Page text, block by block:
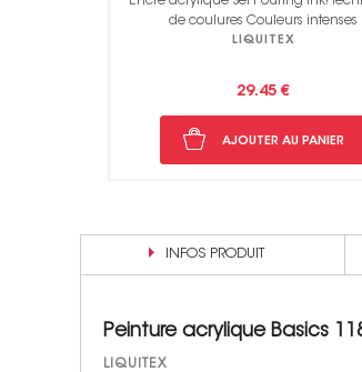
Acrylique Soft Body 6x22 ml -
38.95 €
AJOUTER AU PANIER
INFOS PRODUIT
Peinture acrylique Basics
LIQUITEX